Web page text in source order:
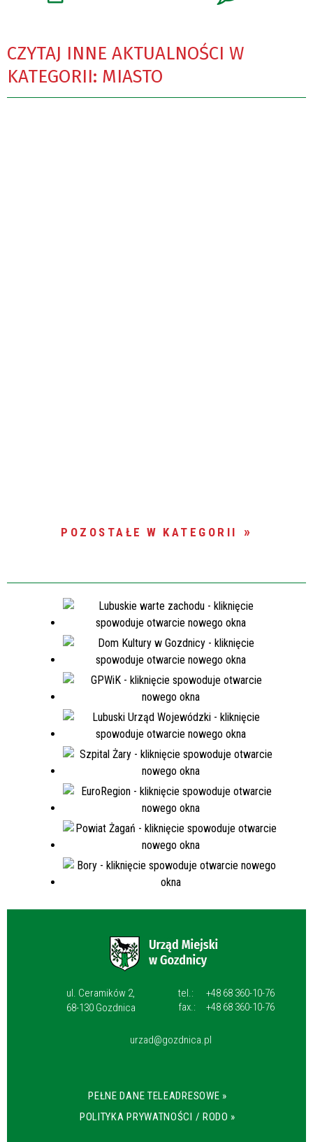
CZYTAJ INNE AKTUALNOŚCI W
KATEGORII: MIASTO
POZOSTAŁE W KATEGORII
ul. Ceramików 2,
68-130 Gozdnica
tel.:
+48 68 360-10-76
fax.:
+48 68 360-10-76
urzad@gozdnica.pl
PEŁNE DANE TELEADRESOWE »
POLITYKA PRYWATNOŚCI / RODO »